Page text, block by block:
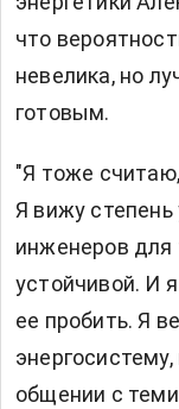
что
невелика, но
готовым.
"Я тоже
Я вижу
инженеров для
устойчивой. И
ее пробить. Я
общении с